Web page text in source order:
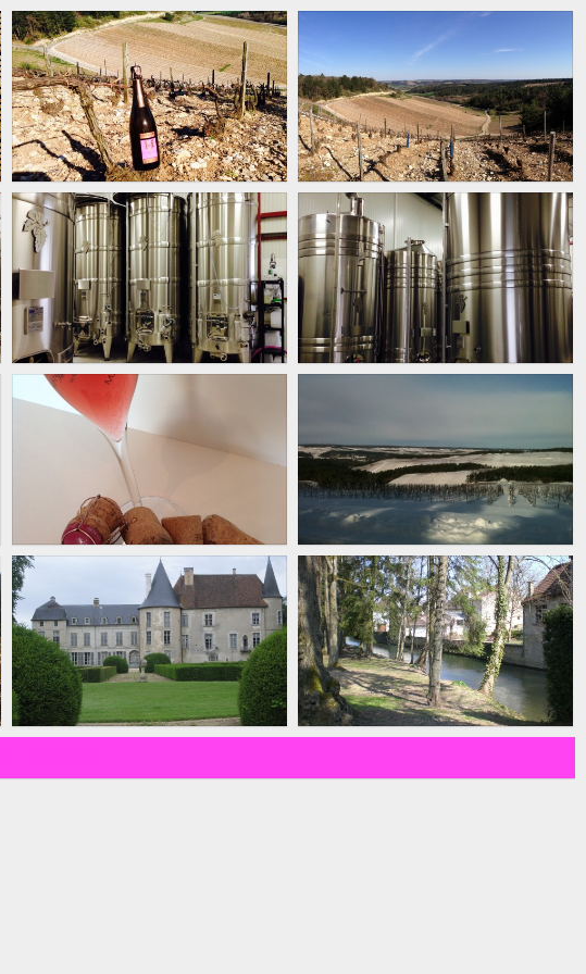
CHAMPAGNE ROSÉ
PHOTOS
PRINTEMPS
PHOTOS
CUVERIE
PHOTOS
CUVERIE
PHOTOS
CHAMPAGNE ROSÉ HIVER
PHOTOS
LES RICEYS
LA COMMUNE
LES RICEYS
LA COMMUNE